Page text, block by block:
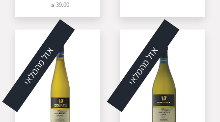
39.00
אזל מהמלאי אזל מהמלאי